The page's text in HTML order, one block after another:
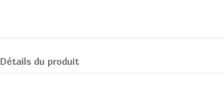
Détails du produit